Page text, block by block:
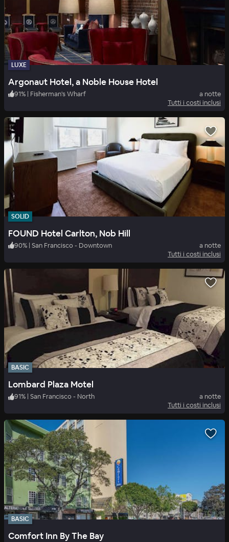
LUXE
Argonaut Hotel, a Noble House Hotel
91% | Fisherman's Wharf
a notte
Tutti i costi inclusi
SOLID
FOUND Hotel Carlton, Nob Hill
90% | San Francisco - Downtown
a notte
Tutti i costi inclusi
BASIC
Lombard Plaza Motel
91% San Francisco - North
a notte
Tutti i costi inclusi
BASIC
Comfort Inn By The Bay